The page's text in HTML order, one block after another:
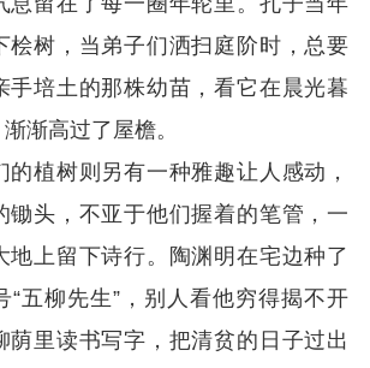
桧树，当弟子们洒扫庭阶时，总要
手培土的那株幼苗，看它在晨光暮
渐高过了屋檐。
植树则另有一种雅趣让人感动，
锄头，不亚于他们握着的笔管，一
地上留下诗行。陶渊明在宅边种了
“五柳先生”，别人看他穷得揭不开
荫里读书写字，把清贫的日子过出